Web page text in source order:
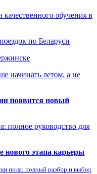
обучения в
по Беларуси
начинать летом, а не
появится новый
полное руководство для
нового этапа карьеры
пола: полный разбор и выбор